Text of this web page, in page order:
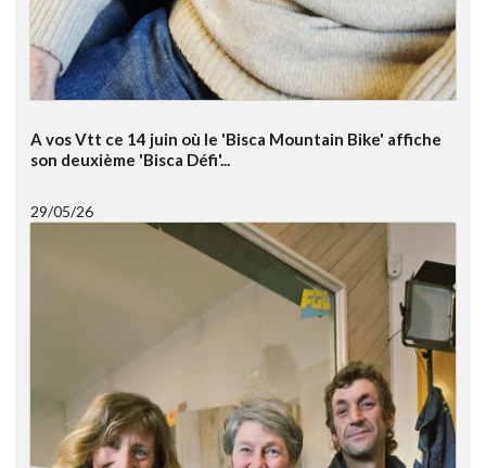
A vos Vtt ce 14 juin où le 'Bisca Mountain Bike' affiche
son deuxième 'Bisca Défi'...
29/05/26